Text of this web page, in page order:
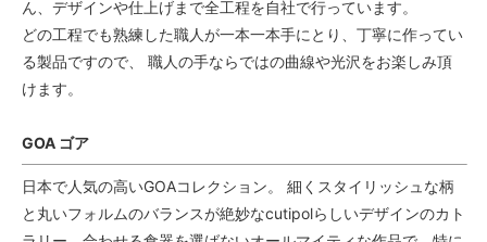
ん、デザインや仕上げまで全工程を自社で行っています。
どの工程でも熟練した職人が一本一本手にとり、丁寧に作ってい
る製品ですので、 職人の手ならではの曲線や光沢をお楽しみ頂
けます。
GOA ゴア
日本で人気の高いGOAコレクション。 細くスタイリッシュな柄
と丸いフォルムのバランスが絶妙なcutipolらしいデザインのカト